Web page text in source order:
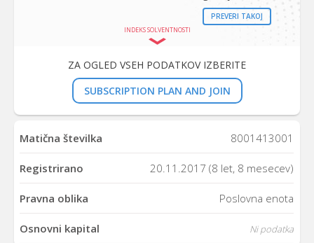
PREVERI TAKOJ
INDEKS SOLVENTNOSTI
ZA OGLED VSEH PODATKOV IZBERITE
SUBSCRIPTION PLAN AND JOIN
Matična številka 8001413001
Registrirano 20.11.2017 (8 let, 8 mesecev)
Pravna oblika Poslovna enota
Osnovni kapital Ni podatka